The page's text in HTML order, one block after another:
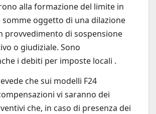
alla formazione del limite in
somme oggetto di una dilazione
provvedimento di sospensione
o giudiziale. Sono
i debiti per imposte locali .
che sui modelli F24
vi saranno dei
che, in caso di presenza dei